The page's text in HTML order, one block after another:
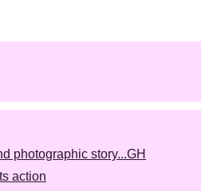
photographic story...GH
action